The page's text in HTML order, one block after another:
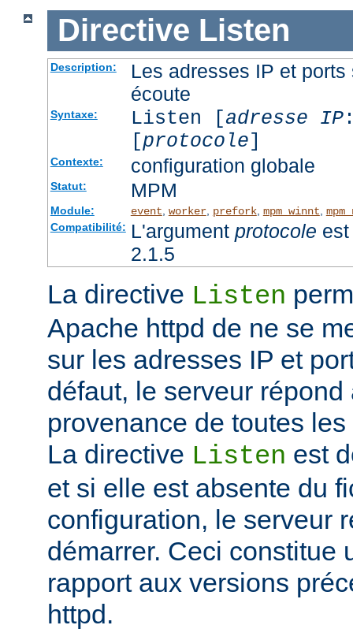
Directive Listen
Description:
Les adresses IP et
écoute
Syntaxe: Listen [adresse IP
[protocole]
Contexte: configuration globale
Statut: MPM
Module: event worker, prefork, mpm_winnt
Compatibilité: L'argument protocole
2.1.5
La directive Listen
Apache httpd de ne se
sur les adresses IP et
défaut, le serveur
provenance de toutes
La directive Listen est
et si elle est absente du
configuration, le serveur
démarrer. Ceci constitue
rapport aux versions
httpd.